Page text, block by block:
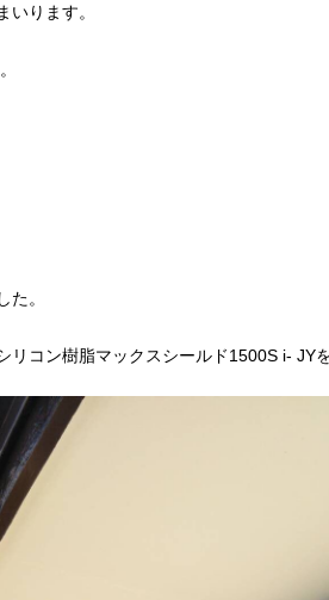
ります。
。
コン樹脂マックスシールド1500S i- JY